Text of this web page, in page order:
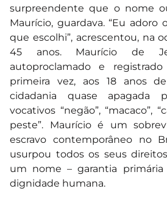
surpreendente que o nome
Maurício, guardava. “Eu
que escolhi”, acrescentou, na
45 anos. Maurício de
autoproclamado e
primeira vez, aos 18 anos
cidadania quase apagada
vocativos “negão”, “macaco”,
peste”. Maurício é um
escravo contemporâneo no
usurpou todos os seus
um nome – garantia
dignidade humana.